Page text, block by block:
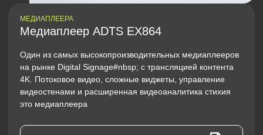
МЕДИАПЛЕЕРА
Медиаплеер ADTS EX864
Один из самых высокопроизводительных медиаплееров
на рынке Digital Signage#nbsp; c трансляцией контента
4K. Потоковое видео, сложные виджеты, управление
видеостенами и расширенная видеоаналитика стихия
это медиаплеера